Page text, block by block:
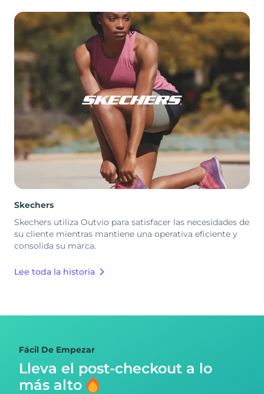
Skechers
Skechers utiliza Outvio para satisfacer las necesidades de
su cliente mientras mantiene una operativa eficiente y
consolida su marca.
Lee toda la historia
Fácil De Empezar
Lleva el post-checkout a lo
más alto